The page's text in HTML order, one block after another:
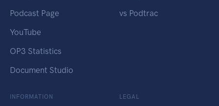
Podcast Page
YouTube
OP3 Statistics
Document Studio
vs Podtrac
INFORMATION LEGAL